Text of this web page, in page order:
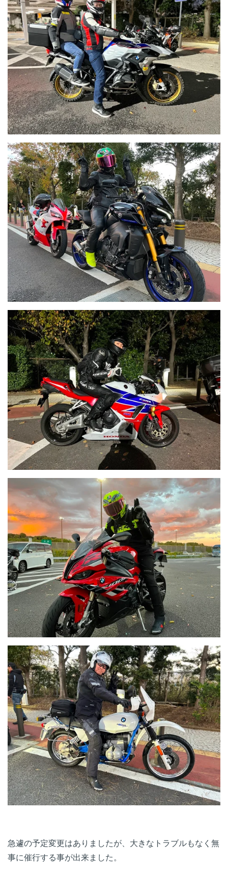
急遽の予定変更はありましたが、大きなトラブルもなく無
事に催行する事が出来ました。